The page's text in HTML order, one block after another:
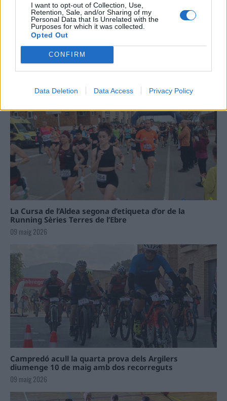
I want to opt-out of Collection, Use,
Retention, Sale, and/or Sharing of my
Personal Data that Is Unrelated with the
Purposes for which it was collected.
Opted Out
CONFIRM
Data Deletion Data Access Privacy Policy
31 de juliol de 2026
Carrega més
La Cursa de l’Aldea segona d’etiqueta d’or de la
Running Sèries Terres de l’Ebre
09 maig 2026
Campredó acull la quarta prova dels Argilers
diumenge 10 de maig amb dos recorreguts
09 maig 2026